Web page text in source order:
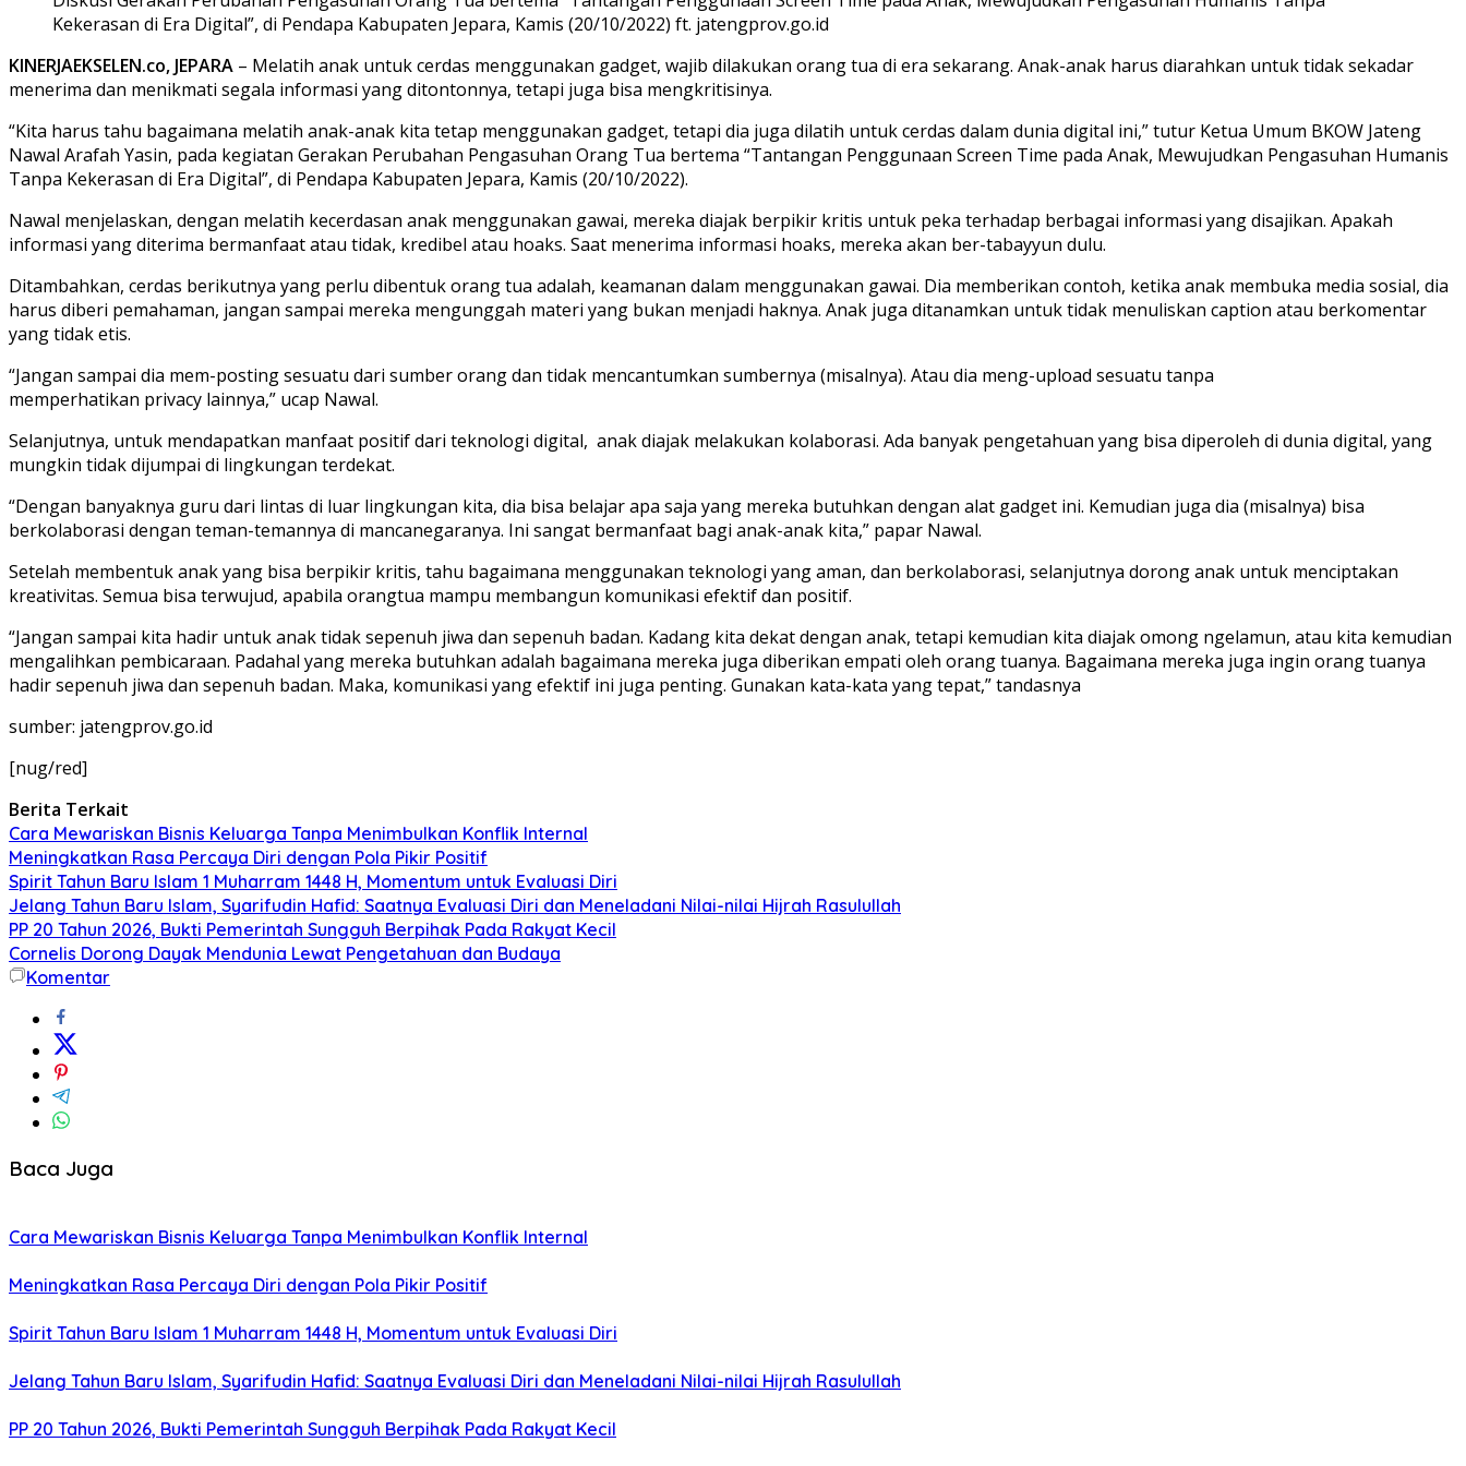
Kekerasan di Era Digital”, di Pendapa Kabupaten Jepara, Kamis (20/10/2022) ft. jatengprov.go.id
KINERJAEKSELEN.co, JEPARA – Melatih anak untuk cerdas menggunakan gadget, wajib dilakukan orang tua di era sekarang. Anak-anak harus diarahkan untuk tidak sekadar
menerima dan menikmati segala informasi yang ditontonnya, tetapi juga bisa mengkritisinya.
“Kita harus tahu bagaimana melatih anak-anak kita tetap menggunakan gadget, tetapi dia juga dilatih untuk cerdas dalam dunia digital ini,” tutur Ketua Umum BKOW Jateng
Nawal Arafah Yasin, pada kegiatan Gerakan Perubahan Pengasuhan Orang Tua bertema “Tantangan Penggunaan Screen Time pada Anak, Mewujudkan Pengasuhan Humanis
Tanpa Kekerasan di Era Digital”, di Pendapa Kabupaten Jepara, Kamis (20/10/2022).
Nawal menjelaskan, dengan melatih kecerdasan anak menggunakan gawai, mereka diajak berpikir kritis untuk peka terhadap berbagai informasi yang disajikan. Apakah
informasi yang diterima bermanfaat atau tidak, kredibel atau hoaks. Saat menerima informasi hoaks, mereka akan ber-tabayyun dulu.
Ditambahkan, cerdas berikutnya yang perlu dibentuk orang tua adalah, keamanan dalam menggunakan gawai. Dia memberikan contoh, ketika anak membuka media sosial, dia
harus diberi pemahaman, jangan sampai mereka mengunggah materi yang bukan menjadi haknya. Anak juga ditanamkan untuk tidak menuliskan caption atau berkomentar
yang tidak etis.
“Jangan sampai dia mem-posting sesuatu dari sumber orang dan tidak mencantumkan sumbernya (misalnya). Atau dia meng-upload sesuatu tanpa
memperhatikan privacy lainnya,” ucap Nawal.
Selanjutnya, untuk mendapatkan manfaat positif dari teknologi digital, anak diajak melakukan kolaborasi. Ada banyak pengetahuan yang bisa diperoleh di dunia digital, yang
mungkin tidak dijumpai di lingkungan terdekat.
“Dengan banyaknya guru dari lintas di luar lingkungan kita, dia bisa belajar apa saja yang mereka butuhkan dengan alat gadget ini. Kemudian juga dia (misalnya) bisa
berkolaborasi dengan teman-temannya di mancanegaranya. Ini sangat bermanfaat bagi anak-anak kita,” papar Nawal.
Setelah membentuk anak yang bisa berpikir kritis, tahu bagaimana menggunakan teknologi yang aman, dan berkolaborasi, selanjutnya dorong anak untuk menciptakan
kreativitas. Semua bisa terwujud, apabila orangtua mampu membangun komunikasi efektif dan positif.
“Jangan sampai kita hadir untuk anak tidak sepenuh jiwa dan sepenuh badan. Kadang kita dekat dengan anak, tetapi kemudian kita diajak omong ngelamun, atau kita kemudian
mengalihkan pembicaraan. Padahal yang mereka butuhkan adalah bagaimana mereka juga diberikan empati oleh orang tuanya. Bagaimana mereka juga ingin orang tuanya
hadir sepenuh jiwa dan sepenuh badan. Maka, komunikasi yang efektif ini juga penting. Gunakan kata-kata yang tepat,” tandasnya
sumber: jatengprov.go.id
[nug/red]
Berita Terkait
Cara Mewariskan Bisnis Keluarga Tanpa Menimbulkan Konflik Internal
Meningkatkan Rasa Percaya Diri dengan Pola Pikir Positif
Spirit Tahun Baru Islam 1 Muharram 1448 H, Momentum untuk Evaluasi Diri
Jelang Tahun Baru Islam, Syarifudin Hafid: Saatnya Evaluasi Diri dan Meneladani Nilai-nilai Hijrah Rasulullah
PP 20 Tahun 2026, Bukti Pemerintah Sungguh Berpihak Pada Rakyat Kecil
Cornelis Dorong Dayak Mendunia Lewat Pengetahuan dan Budaya
Komentar
Baca Juga
Cara Mewariskan Bisnis Keluarga Tanpa Menimbulkan Konflik Internal
Meningkatkan Rasa Percaya Diri dengan Pola Pikir Positif
Spirit Tahun Baru Islam 1 Muharram 1448 H, Momentum untuk Evaluasi Diri
Jelang Tahun Baru Islam, Syarifudin Hafid: Saatnya Evaluasi Diri dan Meneladani Nilai-nilai Hijrah Rasulullah
PP 20 Tahun 2026, Bukti Pemerintah Sungguh Berpihak Pada Rakyat Kecil